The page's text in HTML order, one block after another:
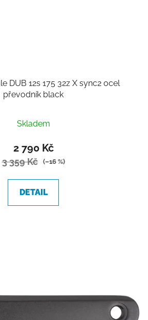
DUB 12s 175 32z X sync2 ocel
převodník black
Skladem
2 790 Kč
3 359 Kč (–16 %)
DETAIL